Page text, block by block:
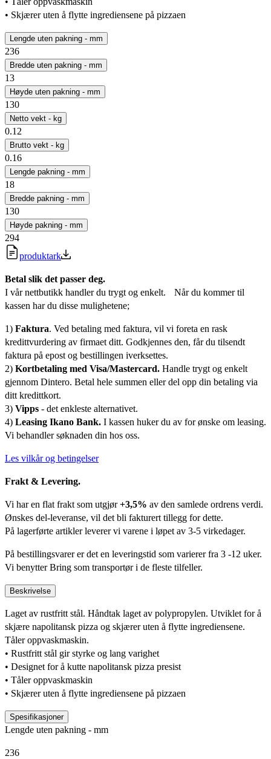
• Skjærer uten å flytte ingrediensene på pizzaen
Lengde uten pakning - mm
236
Bredde uten pakning - mm
13
Høyde uten pakning - mm
130
Netto vekt - kg
0.12
Brutto vekt - kg
0.16
Lengde pakning - mm
18
Bredde pakning - mm
130
Høyde pakning - mm
294
produktark
Betal slik det passer deg.
I vår nettbutikk handler du trygt og enkelt. Når du kommer til
kassen har du disse mulighetene;
1) Faktura. Ved betaling med faktura, vil vi foreta en rask
kredittvurdering av firmaet ditt. Godkjennes den, får du tilsendt
faktura på epost og bestillingen iverksettes.
2) Kortbetaling med Visa/Mastercard. Handle trygt og enkelt
gjennom Dintero. Betal hele summen eller del opp din betaling via
ditt kredittkort.
3) Vipps - det enkleste alternativet.
4) Leasing Ikano Bank. I kassen huker du av for ønske om leasing.
Vi behandler søknaden din hos oss.
Les vilkår og betingelser
Frakt & Levering.
Vi har en flat frakt som utgjør+3,5% av den samlede ordrens verdi.
Ønskes del-leveranse, vil det bli fakturert tillegg for dette.
På lagerførte artikler leverer vi varene i løpet av 3-5 virkedager.
På bestillingsvarer er det en leveringstid som varierer fra 3 -12 uker.
Vi benytter Bring som transportør i de fleste tilfeller.
Beskrivelse
Laget av rustfritt stål. Håndtak laget av polypropylen. Utviklet for å
skjære napolitansk pizza og skjærer uten å flytte ingrediensene.
Tåler oppvaskmaskin.
• Rustfritt stål gir styrke og lang varighet
• Designet for å kutte napolitansk pizza presist
• Tåler oppvaskmaskin
• Skjærer uten å flytte ingrediensene på pizzaen
Spesifikasjoner
Lengde uten pakning - mm
236